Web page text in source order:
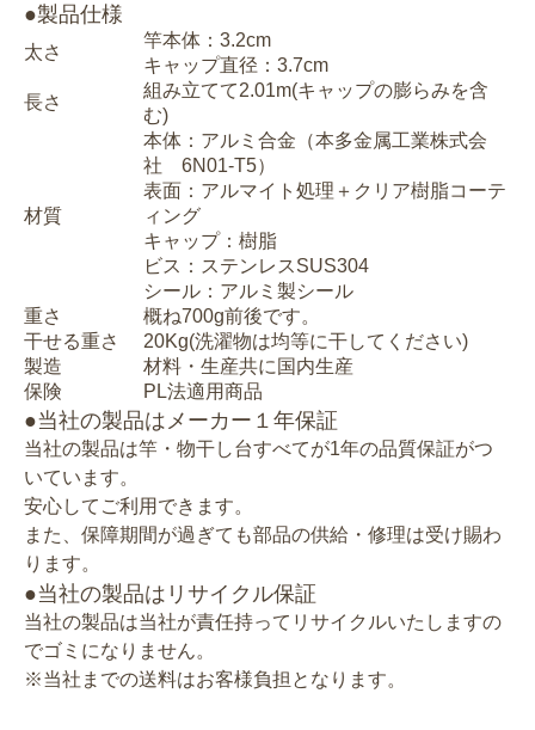
●製品仕様
太さ
竿本体：3.2cm
キャップ直径：3.7cm
長さ
組み立てて2.01m(キャップの膨らみを含
む)
材質
本体：アルミ合金（本多金属工業株式会
社 6N01-T5）
表面：アルマイト処理＋クリア樹脂コーテ
ィング
キャップ：樹脂
ビス：ステンレスSUS304
シール：アルミ製シール
重さ
概ね700g前後です。
干せる重さ
20Kg(洗濯物は均等に干してください)
製造
材料・生産共に国内生産
保険
PL法適用商品
●当社の製品はメーカー１年保証
当社の製品は竿・物干し台すべてが1年の品質保証がつ
いています。
安心してご利用できます。
また、保障期間が過ぎても部品の供給・修理は受け賜わ
ります。
●当社の製品はリサイクル保証
当社の製品は当社が責任持ってリサイクルいたしますの
でゴミになりません。
※当社までの送料はお客様負担となります。